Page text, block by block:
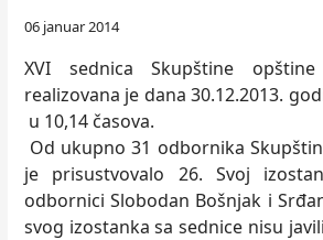
06 januar 2014
XVI sednica Skupštine
realizovana je dana 30.12.2013.
u 10,14 časova.
Od ukupno 31 odbornika
je prisustvovalo 26. Svoj
odbornici Slobodan Bošnjak i
svog izostanka sa sednice nisu